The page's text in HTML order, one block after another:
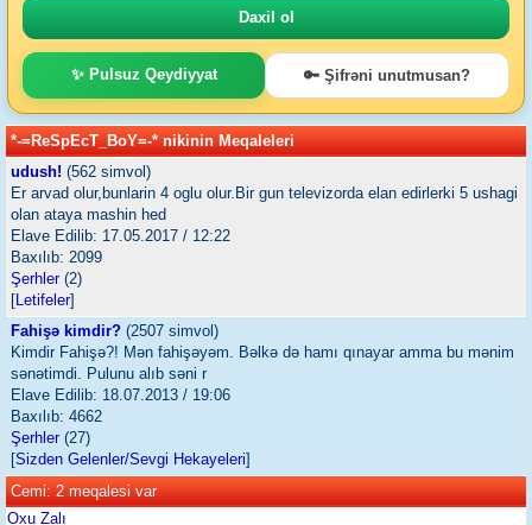
✨ Pulsuz Qeydiyyat 🔑 Şifrəni unutmusan?
*-=ReSpEcT_BoY=-* nikinin Meqaleleri
udush! (562 simvol)
Er arvad olur,bunlarin 4 oglu olur.Bir gun televizorda elan edirlerki 5 ushagi
olan ataya mashin hed
Elave Edilib: 17.05.2017 / 12:22
Baxılıb: 2099
Şerhler(2)
[Letifeler]
Fahişə kimdir? (2507 simvol)
Kimdir Fahişə?! Mən fahişəyəm. Bəlkə də hamı qınayar amma bu mənim
sənətimdi. Pulunu alıb səni r
Elave Edilib: 18.07.2013 / 19:06
Baxılıb: 4662
Şerhler(27)
[Sizden Gelenler/Sevgi Hekayeleri]
Cemi: 2 meqalesi var
Oxu Zalı